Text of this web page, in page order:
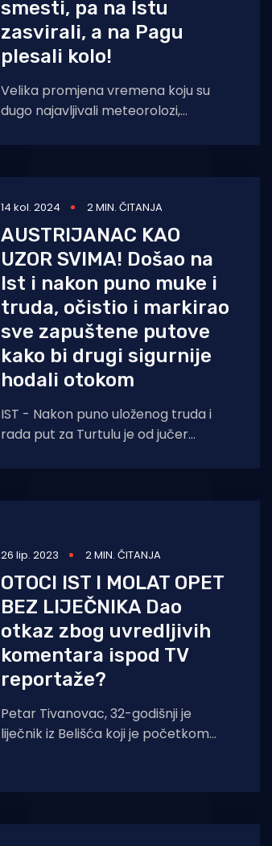
smesti, pa na Istu
zasvirali, a na Pagu
plesali kolo!
Velika promjena vremena koju su
dugo najavljivali meteorolozi,
pad temperature, bilo je grmljavine,
14 kol. 2024 2 MIN. ČITANJA
AUSTRIJANAC KAO
UZOR SVIMA! Došao na
Ist i nakon puno muke i
truda, očistio i markirao
sve zapuštene putove
kako bi drugi sigurnije
hodali otokom
IST - Nakon puno uloženog truda i
rada put za Turtulu je od jučer
26 lip. 2023 2 MIN. ČITANJA
OTOCI IST I MOLAT OPET
BEZ LIJEČNIKA Dao
otkaz zbog uvredljivih
komentara ispod TV
reportaže?
Petar Tivanovac, 32-godišnji je
liječnik iz Belišća koji je početkom